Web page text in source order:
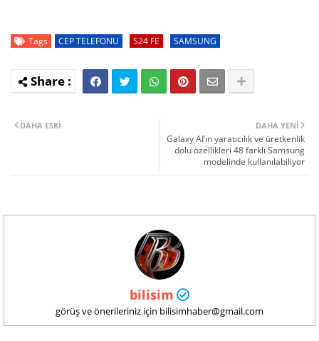
Tags CEP TELEFONU S24 FE SAMSUNG
DAHA YENI
Galaxy AI’ın yaratıcılık ve üretkenlik
dolu özellikleri 48 farklı Samsung
modelinde kullanılabiliyor
DAHA ESKI
bilisim
görüş ve önerileriniz için bilisimhaber@gmail.com